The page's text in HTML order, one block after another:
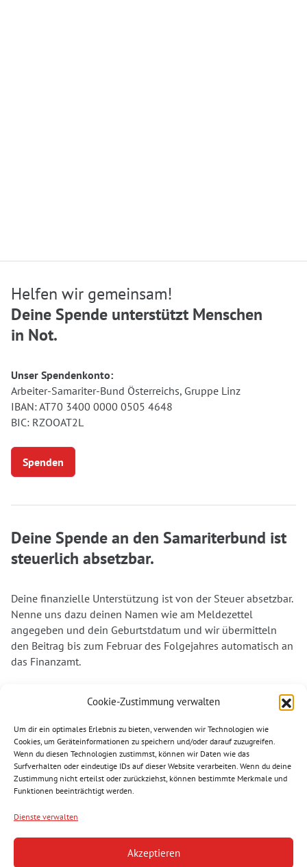
Cookie-Zustimmung verwalten
Um dir ein optimales Erlebnis zu bieten, verwenden wir Technologien wie
Cookies, um Geräteinformationen zu speichern und/oder darauf zuzugreifen.
Wenn du diesen Technologien zustimmst, können wir Daten wie das
Surfverhalten oder eindeutige IDs auf dieser Website verarbeiten. Wenn du deine
Zustimmung nicht erteilst oder zurückziehst, können bestimmte Merkmale und
Funktionen beeinträchtigt werden.
Dienste verwalten
Akzeptieren
Helfen wir gemeinsam!
Deine Spende unterstützt Menschen
in Not.
Unser Spendenkonto:
Arbeiter-Samariter-Bund Österreichs, Gruppe Linz
IBAN: AT70 3400 0000 0505 4648
BIC: RZOOAT2L
Spenden
Deine Spende an den Samariterbund ist
steuerlich absetzbar.
Deine finanzielle Unterstützung ist von der Steuer absetzbar.
Nenne uns dazu deinen Namen wie am Meldezettel
angegeben und dein Geburtstdatum und wir übermitteln
den Beitrag bis zum Februar des Folgejahres automatisch an
das Finanzamt.
vielen Bereichen aktiv werden und denjenigen helfen, die
Dank für deine Spende. Helfen wir gemeinsam.
Reindlstraße 24, 4040 Linz